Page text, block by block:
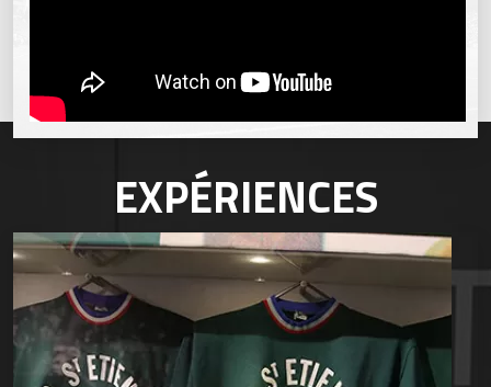
EXPÉRIENCES